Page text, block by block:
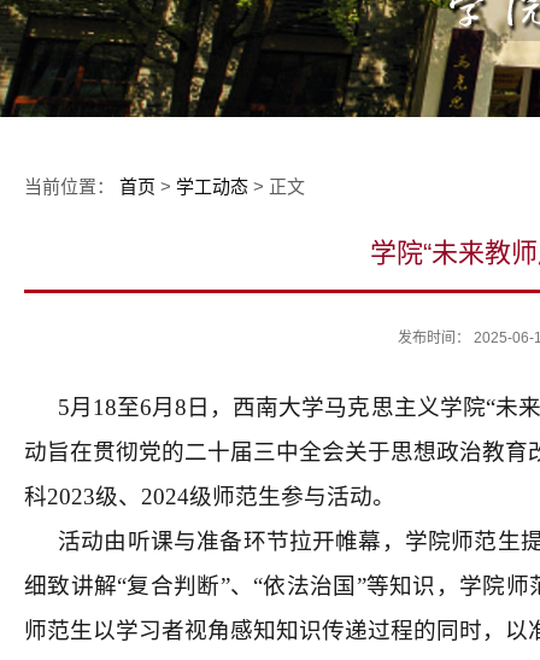
当前位置： 首页 > 学工动态 > 正文
学院“未来教
发布时间： 2025-
5月 18至6月8 日，西南大学马克思主义学院“未
动旨在贯彻党的二十届三中全会关于思想政治教
科2023级、 2024级师范生参与活动。
活动由听课与准备环节拉开帷幕，学院师范生
细致讲解“复合判断”、“依法治国”等知识，学院
师范生以学习者视角感知知识传递过程的同时，